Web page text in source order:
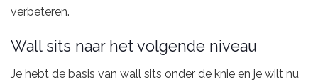
verbeteren.
Wall sits naar het volgende niveau
Je hebt de basis van wall sits onder de knie en je wilt nu